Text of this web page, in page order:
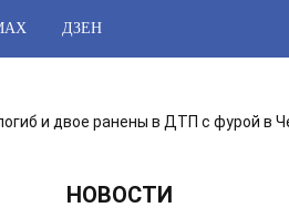
ДЗЕН
и двое ранены в ДТП с фурой в
НОВОСТИ